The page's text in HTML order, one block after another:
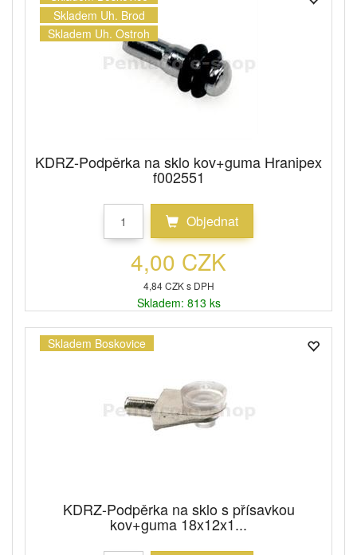
Skladem Uh. Brod
Skladem Uh. Ostroh
KDRZ-Podpěrka na sklo kov+guma Hranipex
f002551
Objednat
4,00 CZK
4,84 CZK s DPH
Skladem: 813 ks
Skladem Boskovice
KDRZ-Podpěrka na sklo s přísavkou
kov+guma 18x12x1...